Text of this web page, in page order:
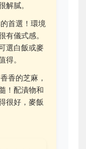
解膩。
首選！環境
有儀式感。
選白飯或麥
得。
香的芝麻，
！配漬物和
很好，麥飯